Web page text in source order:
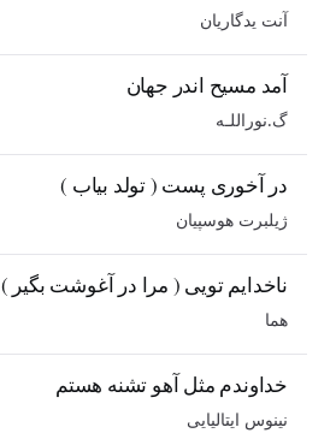
آنت یدگاریان
آمد مسیح اندر جهان
گ.نوراللـه
در آخوری پست ( تولد بیاب )
ژیلبرت هوسپیان
ناخدایم تویی ( مرا در آغوشت بگیر )
هما
خداوندم مثل آهو تشنه هستم
نینوس ایتالیایی